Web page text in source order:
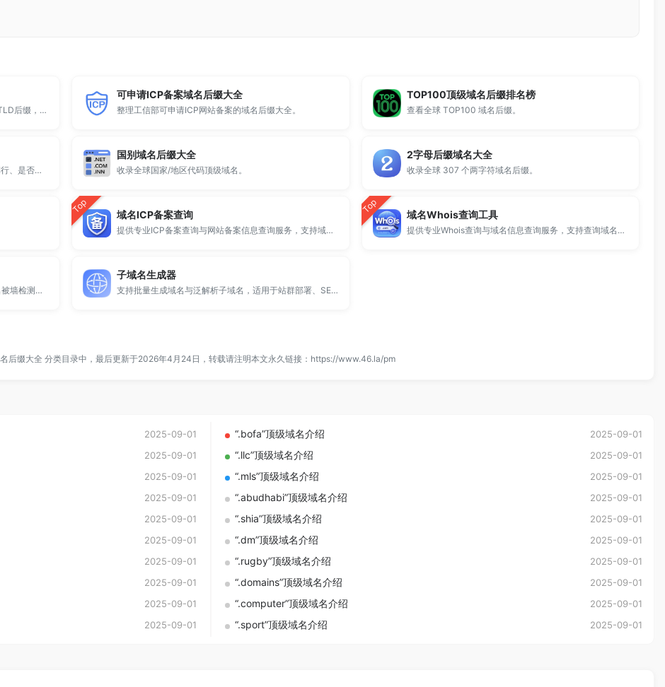
顶级域名后缀大全收录全球已开放注册的所有TLD后缀，包括gTLD、ccTLD、品牌域名后缀等。
可申请ICP备案域名后缀大全
整理工信部可申请ICP网站备案的域名后缀大全。
TOP100顶级域名后缀排名榜
查看全球 TOP100 域名后缀。
全球 500 个热门域名后缀排名，展示注册量排行、是否可备案、适用范围与用途简介，帮助企业与个人在 2025 年快速选择合适的顶级域名。
国别域名后缀大全
收录全球国家/地区代码顶级域名。
2字母后缀域名大全
收录全球 307 个两字符域名后缀。
Top 域名ICP备案查询
提供专业ICP备案查询与网站备案信息查询服务，支持域名备案号查询、网站是否备案检测及备案信息快速获取，适用于站长工具、域名检测与SEO分析。
Top 域名Whois查询工具
提供专业Whois查询与域名信息查询服务，支持查询域名注册信息、注册商、到期时间及DNS记录，适用于域名检测、SEO分析及站长工具使用。
提供专业的微信拦截检测、QQ拦截检测、域名被墙检测服务，一键查询网站是否被封、被拦截或被限制访问。
子域名生成器
支持批量生成域名与泛解析子域名，适用于站群部署、SEO测试与开发环境使用。
后缀大全 分类目录中，最后更新于2026年4月24日，转载请注明本文永久链接： https://www.46.la/pm
2025-09-01 “.bofa”顶级域名介绍 2025-09-01
2025-09-01 “.llc”顶级域名介绍 2025-09-01
2025-09-01 “.mls”顶级域名介绍 2025-09-01
2025-09-01 “.abudhabi”顶级域名介绍 2025-09-01
2025-09-01 “.shia”顶级域名介绍 2025-09-01
2025-09-01 “.dm”顶级域名介绍 2025-09-01
2025-09-01 “.rugby”顶级域名介绍 2025-09-01
2025-09-01 “.domains”顶级域名介绍 2025-09-01
2025-09-01 “.computer”顶级域名介绍 2025-09-01
2025-09-01 “.sport”顶级域名介绍 2025-09-01